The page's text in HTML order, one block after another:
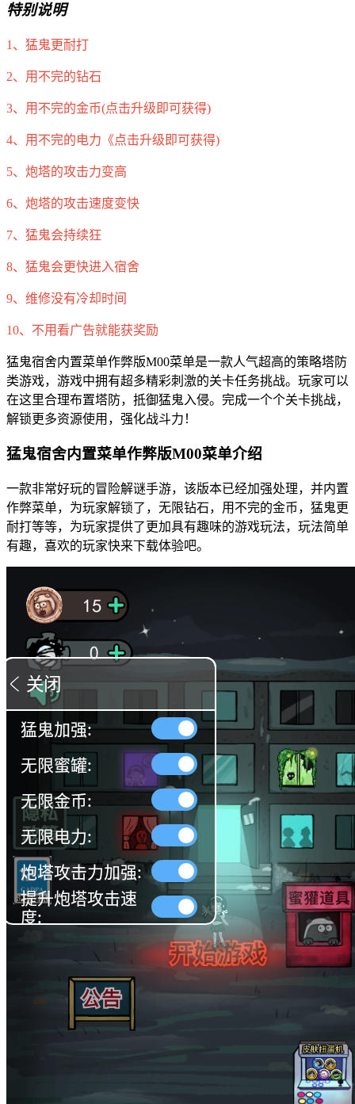
特别说明
1、猛鬼更耐打
2、用不完的钻石
3、用不完的金币(点击升级即可获得)
4、用不完的电力《点击升级即可获得)
5、炮塔的攻击力变高
6、炮塔的攻击速度变快
7、猛鬼会持续狂
8、猛鬼会更快进入宿舍
9、维修没有冷却时间
10、不用看广告就能获奖励
猛鬼宿舍内置菜单作弊版M00菜单是一款人气超高的策略塔防
类游戏，游戏中拥有超多精彩刺激的关卡任务挑战。玩家可以
在这里合理布置塔防，抵御猛鬼入侵。完成一个个关卡挑战，
解锁更多资源使用，强化战斗力！
猛鬼宿舍内置菜单作弊版M00菜单介绍
一款非常好玩的冒险解谜手游，该版本已经加强处理，并内置
作弊菜单，为玩家解锁了，无限钻石，用不完的金币，猛鬼更
耐打等等，为玩家提供了更加具有趣味的游戏玩法，玩法简单
有趣，喜欢的玩家快来下载体验吧。